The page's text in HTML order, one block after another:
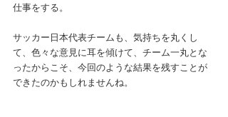
仕事をする。
サッカー日本代表チームも、気持ちを丸くし
て、色々な意見に耳を傾けて、チーム一丸とな
ったからこそ、今回のような結果を残すことが
できたのかもしれませんね。